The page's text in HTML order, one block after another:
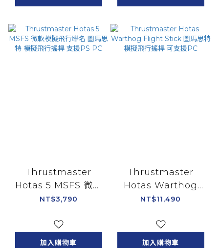
Thrustmaster
Hotas 5 MSFS 微軟
模擬飛行聯名 圖馬思
PS PC
NT$3,790
加入購物車
Thrustmaster
Hotas Warthog
Flight Stick 圖馬思
援PC
NT$11,490
加入購物車